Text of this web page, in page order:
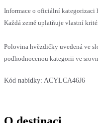
Informace o oficiální kategorizaci
Každá země uplatňuje vlastní
Polovina hvězdičky uvedená ve
podhodnocenou kategorii ve
Kód nabídky: ACYLCA46J6